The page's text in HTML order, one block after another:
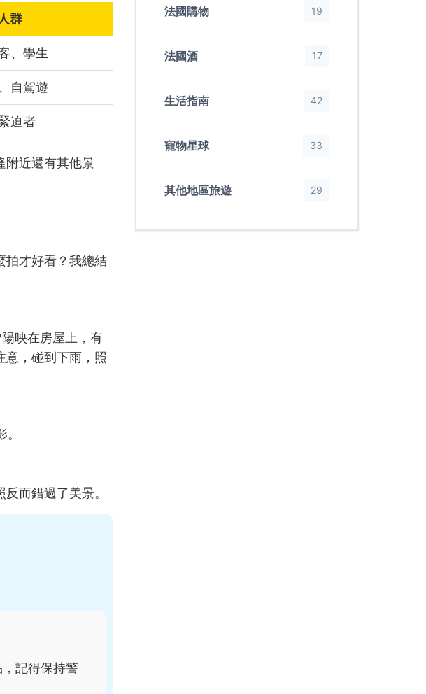
群
、學生
自駕遊
迫者
附近還有其他景
拍才好看？我總結
映在房屋上，有
意，碰到下雨，照
而錯過了美景。
記得保持警
法國購物 19
法國酒 17
生活指南 42
寵物星球 33
其他地區旅遊 29